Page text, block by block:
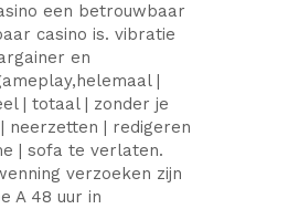
een betrouwbaar
casino is. vibratie
en
|
| totaal | zonder je
neerzetten | redigeren
| sofa te verlaten.
verzoeken zijn
A 48 uur in